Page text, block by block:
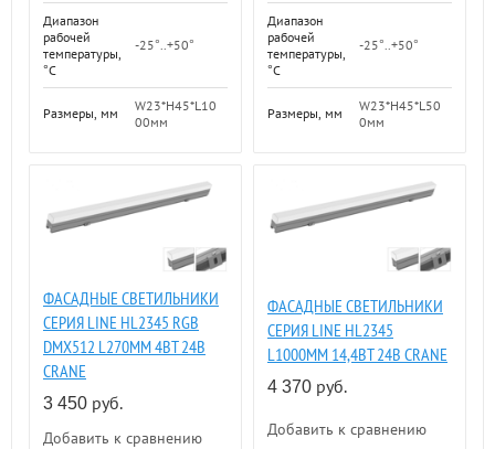
Диапазон
рабочей
температуры,
°C
-25°..+50°
Размеры, мм
W23*H45*L10
00мм
Диапазон
рабочей
температуры,
°C
-25°..+50°
Размеры, мм
W23*H45*L50
0мм
ФАСАДНЫЕ СВЕТИЛЬНИКИ
СЕРИЯ LINE HL2345 RGB
DMX512 L270ММ 4ВТ 24В
CRANE
3 450 руб.
Добавить к сравнению
ФАСАДНЫЕ СВЕТИЛЬНИКИ
СЕРИЯ LINE HL2345
L1000ММ 14,4ВТ 24В CRANE
4 370 руб.
Добавить к сравнению